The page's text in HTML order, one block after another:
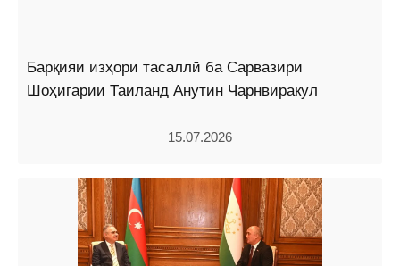
Барқияи изҳори тасаллӣ ба Сарвазири
Шоҳигарии Таиланд Анутин Чарнвиракул
15.07.2026